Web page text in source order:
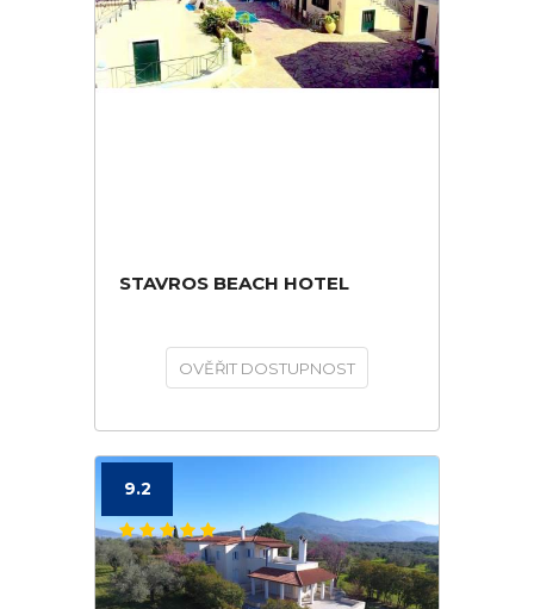
STAVROS BEACH HOTEL
OVĚŘIT DOSTUPNOST
9.2